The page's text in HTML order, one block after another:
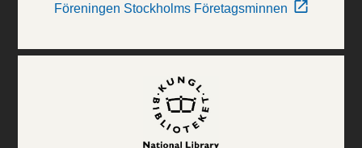
Föreningen Stockholms Företagsminnen